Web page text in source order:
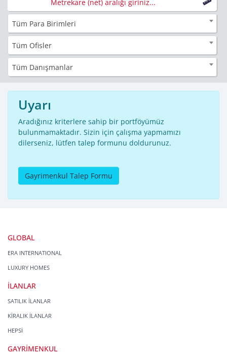
Metrekare (net) aralığı giriniz...
Tüm Para Birimleri
Tüm Ofisler
Tüm Danışmanlar
Uyarı
Aradığınız kriterlere sahip bir portföyümüz
bulunmamaktadır. Sizin için çalışma yapmamızı
dilerseniz, lütfen talep formunu doldurunuz.
Gayrimenkul Talep Formu
GLOBAL
ERA INTERNATIONAL
LUXURY HOMES
İLANLAR
SATILIK İLANLAR
KİRALIK İLANLAR
HEPSİ
GAYRİMENKUL